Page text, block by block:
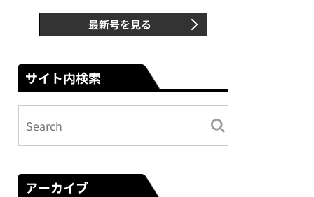
最新号を見る
サイト内検索
アーカイブ